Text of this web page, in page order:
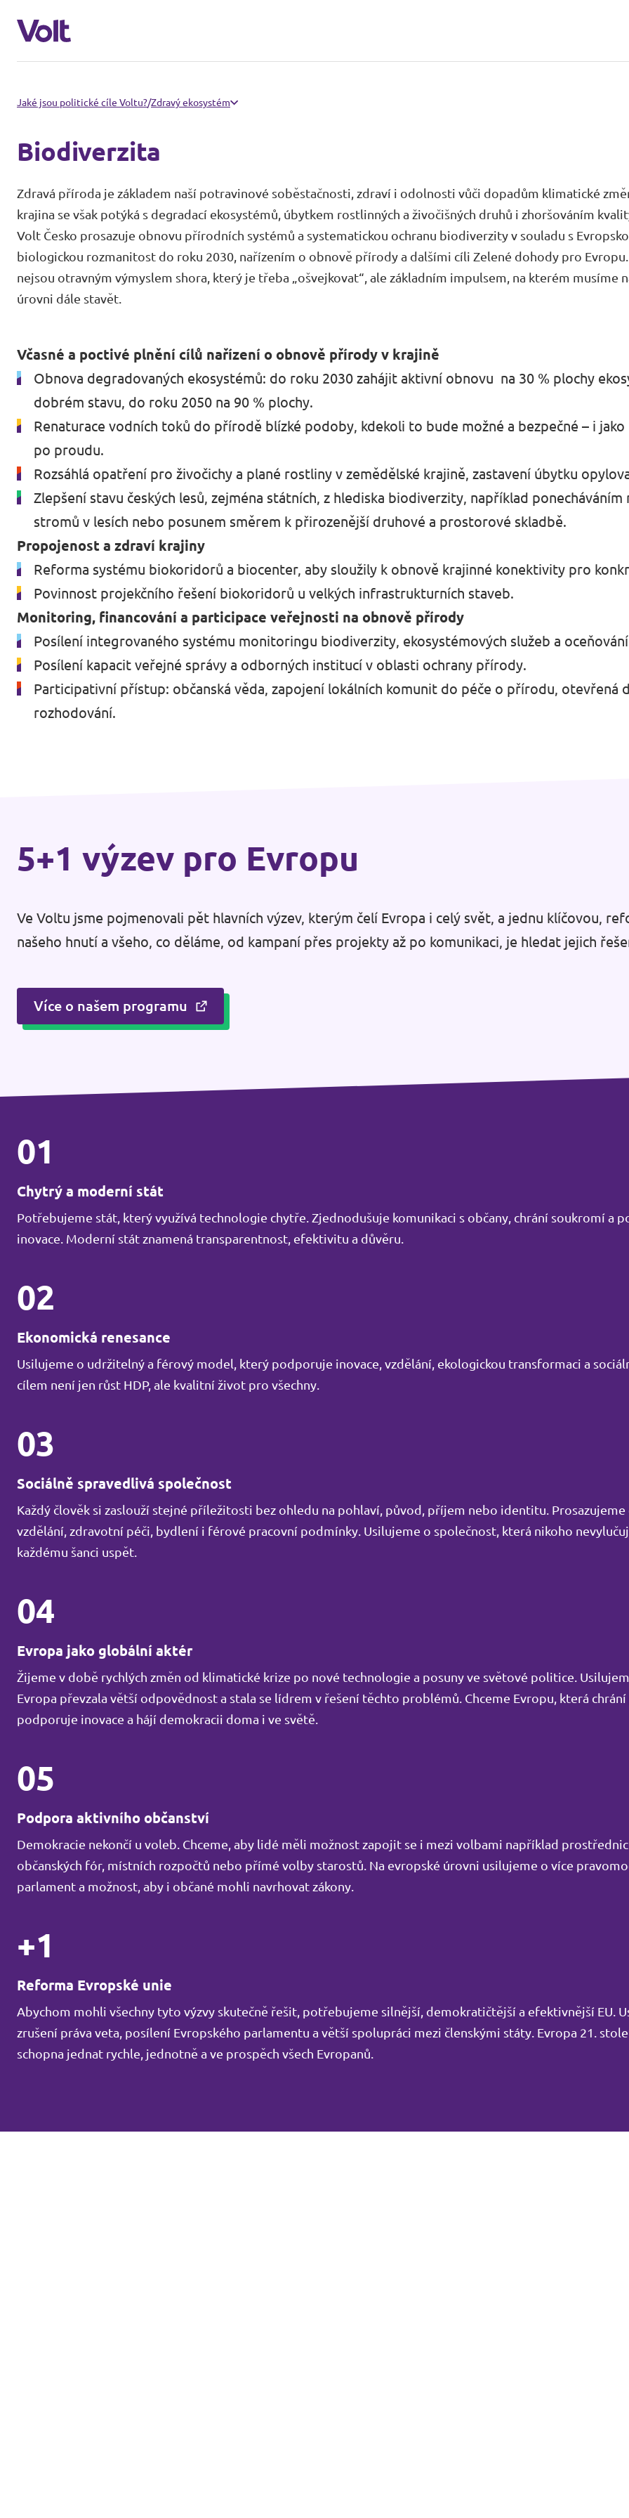
Naši sousedé
Volt Slovensko
Volt Německo
Volt Rakousko
O Voltu
Novinky
Přidej se k nám
Podpoř Volt
Jaké jsou politické cíle Voltu?/Zdravý ekosystém
Biodiverzita
Zdravá příroda je základem naší potravinové soběstačnosti, zdraví i odolnosti vůči dopadům klimatické
krajina se však potýká s degradací ekosystémů, úbytkem rostlinných a živočišných druhů i zhoršováním
Volt Česko prosazuje obnovu přírodních systémů a systematickou ochranu biodiverzity v souladu s
biologickou rozmanitost do roku 2030, nařízením o obnově přírody a dalšími cíli Zelené dohody pro
nejsou otravným výmyslem shora, který je třeba „ošvejkovat“, ale základním impulsem, na kterém musíme
úrovni dále stavět.
Včasné a poctivé plnění cílů nařízení o obnově přírody v krajině
Obnova degradovaných ekosystémů: do roku 2030 zahájit aktivní obnovu na 30 % plochy
dobrém stavu, do roku 2050 na 90 % plochy.
Renaturace vodních toků do přírodě blízké podoby, kdekoli to bude možné a bezpečné – i
po proudu.
Rozsáhlá opatření pro živočichy a plané rostliny v zemědělské krajině, zastavení úbytku
Zlepšení stavu českých lesů, zejména státních, z hlediska biodiverzity, například
stromů v lesích nebo posunem směrem k přirozenější druhové a prostorové skladbě.
Propojenost a zdraví krajiny
Reforma systému biokoridorů a biocenter, aby sloužily k obnově krajinné konektivity pro
Povinnost projekčního řešení biokoridorů u velkých infrastrukturních staveb.
Monitoring, financování a participace veřejnosti na obnově přírody
Posílení integrovaného systému monitoringu biodiverzity, ekosystémových služeb a
Posílení kapacit veřejné správy a odborných institucí v oblasti ochrany přírody.
Participativní přístup: občanská věda, zapojení lokálních komunit do péče o přírodu, otevřená
rozhodování.
5+1 výzev pro Evropu
Ve Voltu jsme pojmenovali pět hlavních výzev, kterým čelí Evropa i celý svět, a jednu klíčovou,
našeho hnutí a všeho, co děláme, od kampaní přes projekty až po komunikaci, je hledat jejich
Více o našem programu
01
Chytrý a moderní stát
Potřebujeme stát, který využívá technologie chytře. Zjednodušuje komunikaci s občany, chrání soukromí a
inovace. Moderní stát znamená transparentnost, efektivitu a důvěru.
02
Ekonomická renesance
Usilujeme o udržitelný a férový model, který podporuje inovace, vzdělání, ekologickou transformaci a
cílem není jen růst HDP, ale kvalitní život pro všechny.
03
Sociálně spravedlivá společnost
Každý člověk si zaslouží stejné příležitosti bez ohledu na pohlaví, původ, příjem nebo identitu.
vzdělání, zdravotní péči, bydlení i férové pracovní podmínky. Usilujeme o společnost, která nikoho
každému šanci uspět.
04
Evropa jako globální aktér
Žijeme v době rychlých změn od klimatické krize po nové technologie a posuny ve světové politice.
Evropa převzala větší odpovědnost a stala se lídrem v řešení těchto problémů. Chceme Evropu, která
podporuje inovace a hájí demokracii doma i ve světě.
05
Podpora aktivního občanství
Demokracie nekončí u voleb. Chceme, aby lidé měli možnost zapojit se i mezi volbami například
občanských fór, místních rozpočtů nebo přímé volby starostů. Na evropské úrovni usilujeme o více
parlament a možnost, aby i občané mohli navrhovat zákony.
+1
Reforma Evropské unie
Abychom mohli všechny tyto výzvy skutečně řešit, potřebujeme silnější, demokratičtější a efektivnější EU.
zrušení práva veta, posílení Evropského parlamentu a větší spolupráci mezi členskými státy. Evropa 21.
schopna jednat rychle, jednotně a ve prospěch všech Evropanů.